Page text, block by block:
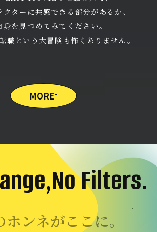
クターに共感できる部分があるか、
身を見つめてみてください。
職という大冒険も怖くありません。
MORE
Filters.
ンネがここに。